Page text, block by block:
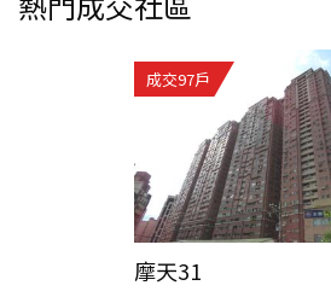
成交97戶
摩天31